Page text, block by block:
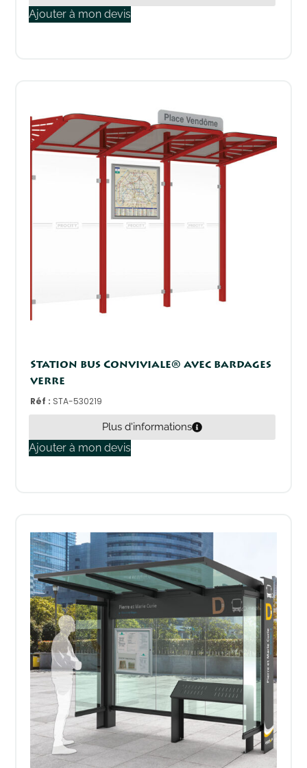
Ajouter à mon devis
Station bus Conviviale® avec bardages
verre
Réf : STA-530219
Plus d'informations
Ajouter à mon devis